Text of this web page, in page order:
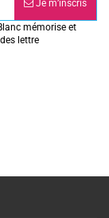
Je m’inscris
mémorise et
lettre